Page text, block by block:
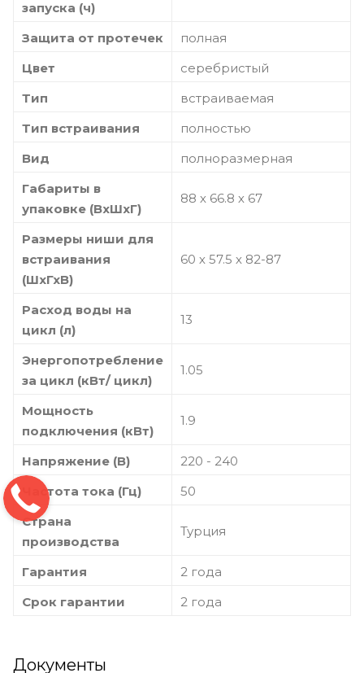
запуска (ч)
Защита от протечек
полная
Цвет
серебристый
Тип
встраиваемая
Тип встраивания
полностью
Вид
полноразмерная
Габариты в
упаковке (ВхШхГ)
88 х 66.8 х 67
Размеры ниши для
встраивания
(ШхГхВ)
60 х 57.5 х 82-87
Расход воды на
цикл (л)
13
Энергопотребление
за цикл (кВт/ цикл)
1.05
Мощность
подключения (кВт)
1.9
Напряжение (В)
220 - 240
Частота тока (Гц)
50
Страна
производства
Турция
Гарантия
2 года
Срок гарантии
2 года
Документы